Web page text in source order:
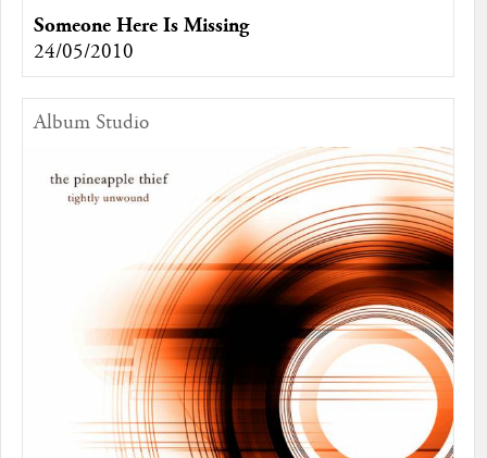
Someone Here Is Missing
24/05/2010
Album Studio